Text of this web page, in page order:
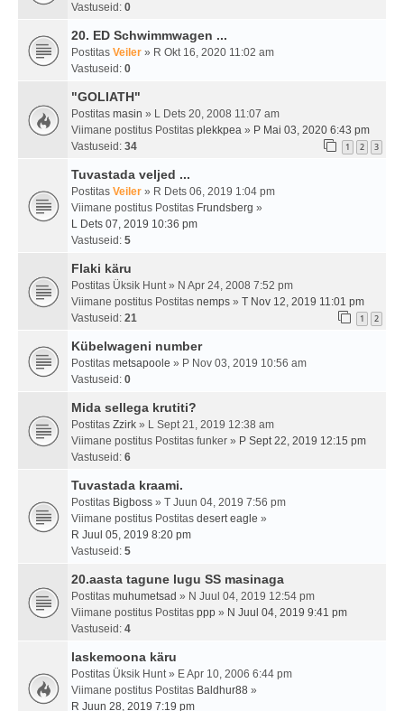
Vastuseid: 0
20. ED Schwimmwagen ...
Postitas Veiler » R Okt 16, 2020 11:02 am
Vastuseid: 0
"GOLIATH"
Postitas masin » L Dets 20, 2008 11:07 am
Viimane postitus Postitas plekkpea » P Mai 03, 2020 6:43 pm
Vastuseid: 34 1 2 3
Tuvastada veljed ...
Postitas Veiler » R Dets 06, 2019 1:04 pm
Viimane postitus Postitas Frundsberg »
L Dets 07, 2019 10:36 pm
Vastuseid: 5
Flaki käru
Postitas Üksik Hunt» N Apr 24, 2008 7:52 pm
Viimane postitus Postitas nemps » T Nov 12, 2019 11:01 pm
Vastuseid: 21 1 2
Kübelwageni number
Postitas metsapoole » P Nov 03, 2019 10:56 am
Vastuseid: 0
Mida sellega krutiti?
Postitas Zzirk » L Sept 21, 2019 12:38 am
Viimane postitus Postitas funker » P Sept 22, 2019 12:15 pm
Vastuseid: 6
Tuvastada kraami.
Postitas Bigboss » T Juun 04, 2019 7:56 pm
Viimane postitus Postitas desert eagle »
R Juul 05, 2019 8:20 pm
Vastuseid: 5
20.aasta tagune lugu SS masinaga
Postitas muhumetsad » N Juul 04, 2019 12:54 pm
Viimane postitus Postitas ppp » N Juul 04, 2019 9:41 pm
Vastuseid: 4
laskemoona käru
Postitas Üksik Hunt» E Apr 10, 2006 6:44 pm
Viimane postitus Postitas Baldhur88 »
R Juun 28, 2019 7:19 pm